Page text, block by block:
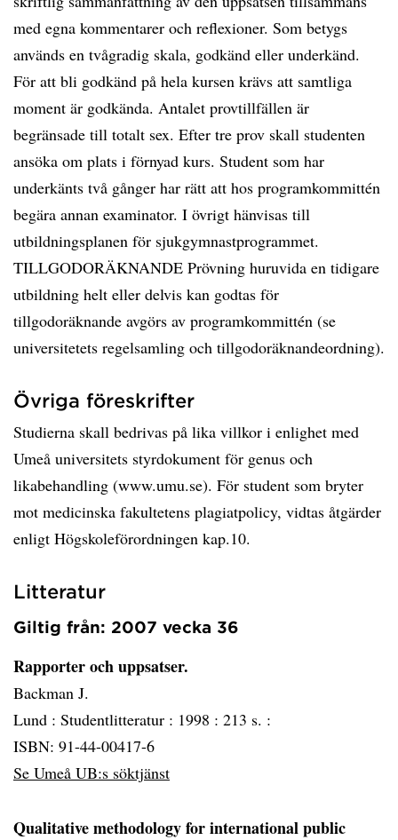
med egna kommentarer och reflexioner. Som betygs
används en tvågradig skala, godkänd eller underkänd.
För att bli godkänd på hela kursen krävs att samtliga
moment är godkända. Antalet provtillfällen är
begränsade till totalt sex. Efter tre prov skall studenten
ansöka om plats i förnyad kurs. Student som har
underkänts två gånger har rätt att hos programkommittén
begära annan examinator. I övrigt hänvisas till
utbildningsplanen för sjukgymnastprogrammet.
TILLGODORÄKNANDE Prövning huruvida en tidigare
utbildning helt eller delvis kan godtas för
tillgodoräknande avgörs av programkommittén (se
universitetets regelsamling och tillgodoräknandeordning).
Övriga föreskrifter
Studierna skall bedrivas på lika villkor i enlighet med
Umeå universitets styrdokument för genus och
likabehandling (www.umu.se). För student som bryter
mot medicinska fakultetens plagiatpolicy, vidtas åtgärder
enligt Högskoleförordningen kap.10.
Litteratur
Giltig från: 2007 vecka 36
Rapporter och uppsatser.
Backman J.
Lund : Studentlitteratur : 1998 : 213 s. :
ISBN: 91-44-00417-6
Se Umeå UB:s söktjänst
Qualitative methodology for international public